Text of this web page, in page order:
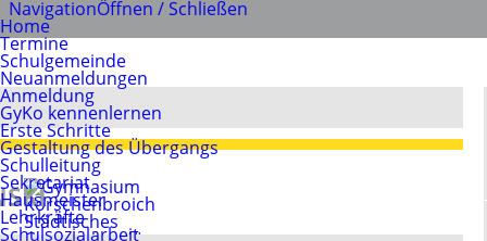
NavigationÖffnen / Schließen
Home
Termine
Schulgemeinde
Neuanmeldungen
Anmeldung
GyKo kennenlernen
Erste Schritte
Gestaltung des Übergangs
Schulleitung
Sekretariat
Hausmeister
Lehrkräfte
Schulsozialarbeit